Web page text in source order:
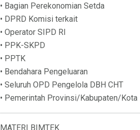
• Bagian Perekonomian Setda
• DPRD Komisi terkait
• Operator SIPD RI
• PPK-SKPD
• PPTK
• Bendahara Pengeluaran
• Seluruh OPD Pengelola DBH CHT
• Pemerintah Provinsi/Kabupaten/Kota
MATERI BIMTEK